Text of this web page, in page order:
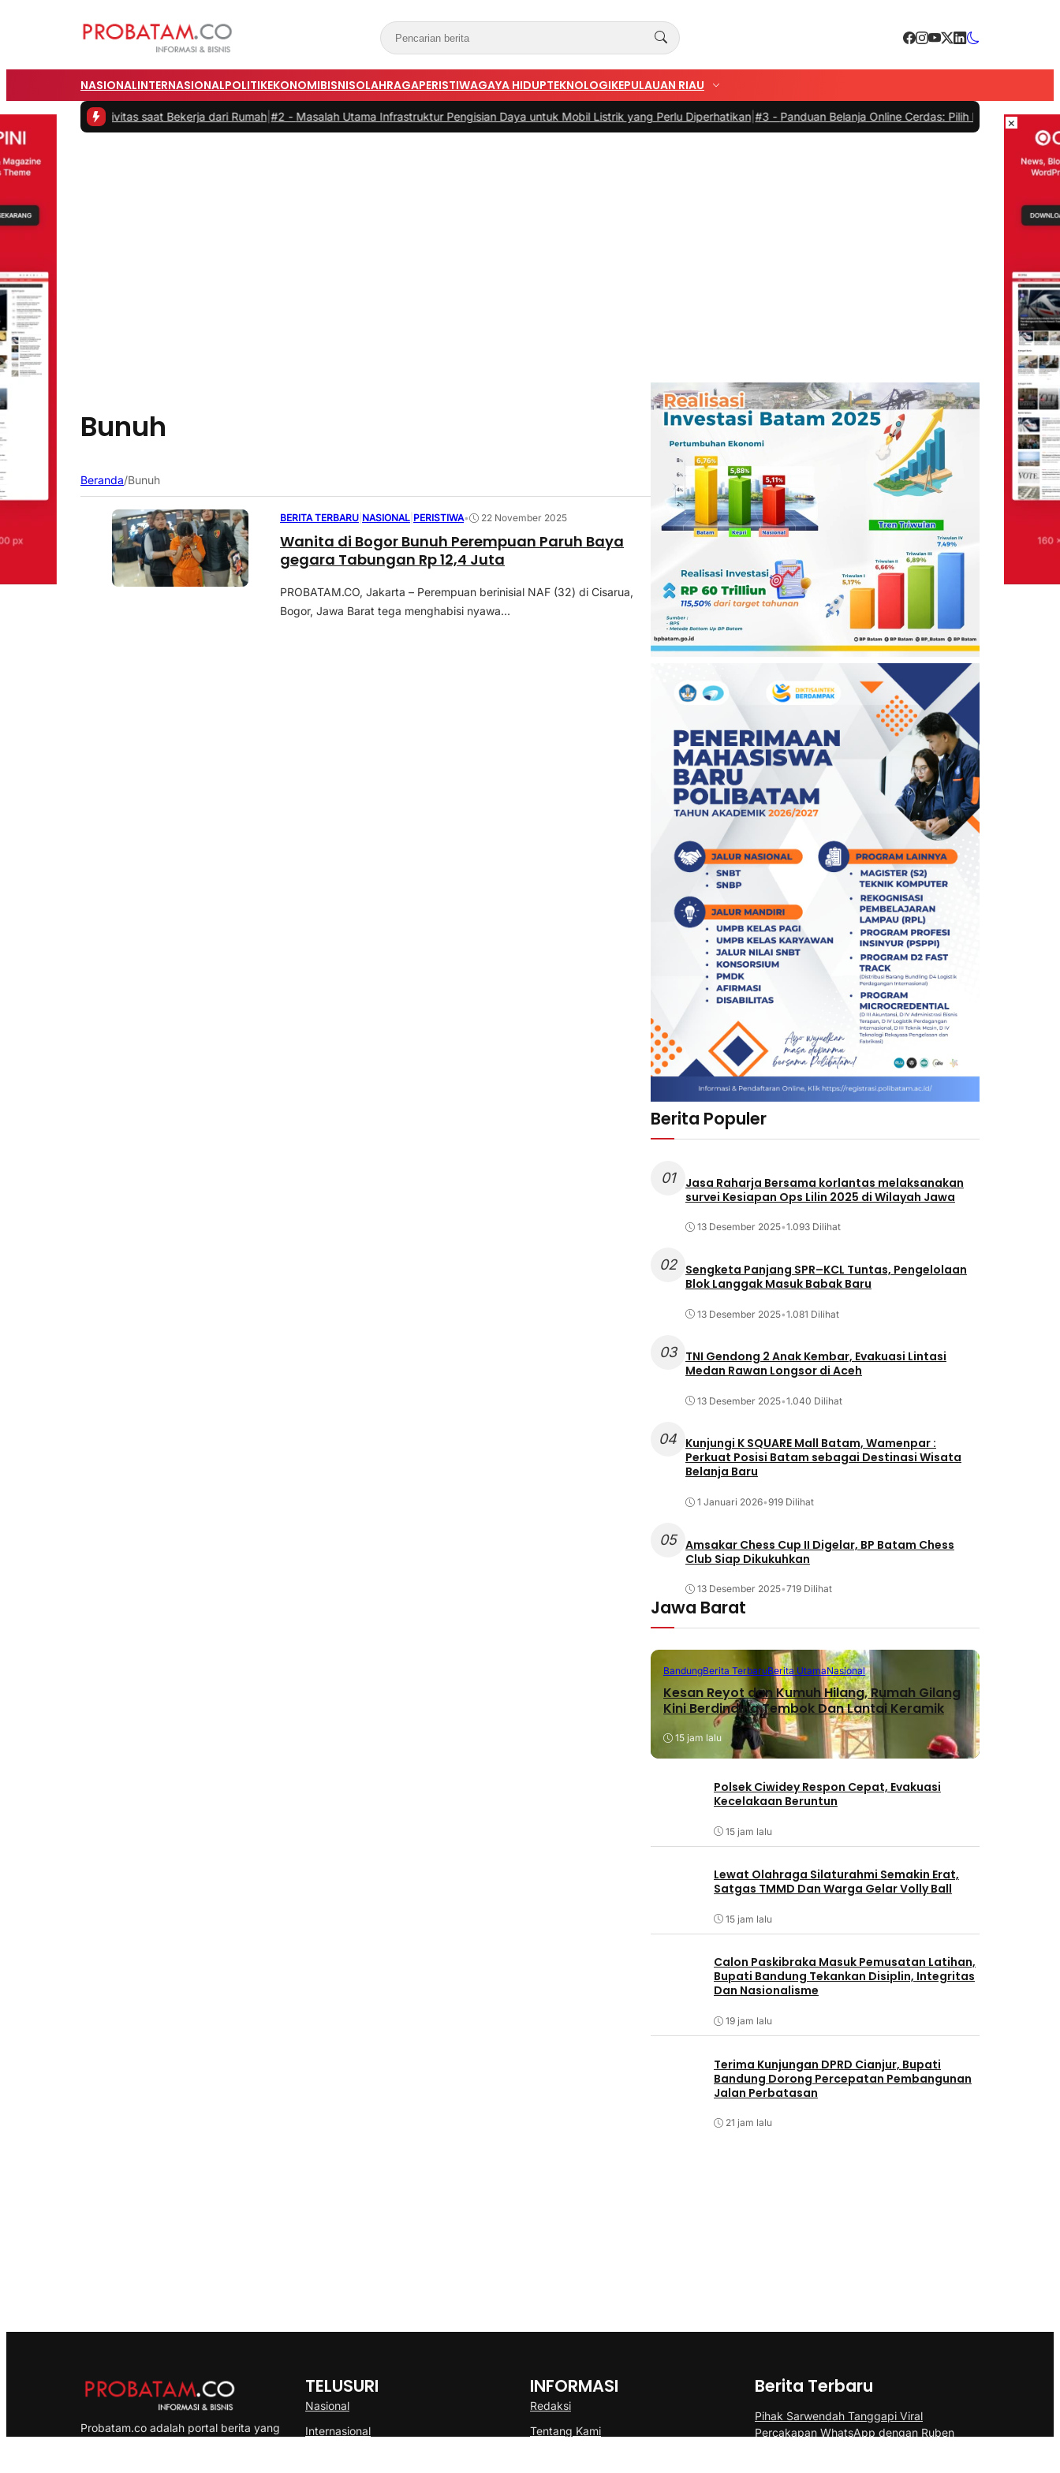
NASIONALINTERNASIONALPOLITIKEKONOMIBISNISOLAHRAGAPERISTIWAGAYA HIDUPTEKNOLOGIKEPULAUAN RIAU
Produktivitas saat Bekerja dari Rumah|#2 -Masalah Utama Infrastruktur Pengisian Daya untuk Mobil Listrik yang Perlu Diperhatikan|#3 -Panduan Belanja Online Cerdas: Pilih Produk dengan Bijak dan
Bunuh
Beranda/Bunuh
BERITA TERBARU NASIONAL PERISTIWA• 22 November 2025
Wanita di Bogor Bunuh Perempuan Paruh Baya
gegara Tabungan Rp 12,4 Juta
PROBATAM.CO, Jakarta – Perempuan berinisial NAF (32) di Cisarua,
Bogor, Jawa Barat tega menghabisi nyawa...
Berita Populer
01
Jasa Raharja Bersama korlantas melaksanakan
survei Kesiapan Ops Lilin 2025 di Wilayah Jawa
13 Desember 2025•1.093 Dilihat
02
Sengketa Panjang SPR–KCL Tuntas, Pengelolaan
Blok Langgak Masuk Babak Baru
13 Desember 2025•1.081 Dilihat
03
TNI Gendong 2 Anak Kembar, Evakuasi Lintasi
Medan Rawan Longsor di Aceh
13 Desember 2025•1.040 Dilihat
04 Kunjungi K SQUARE Mall Batam, Wamenpar :
Perkuat Posisi Batam sebagai Destinasi Wisata
Belanja Baru
1 Januari 2026•919 Dilihat
05 Amsakar Chess Cup II Digelar, BP Batam Chess
Club Siap Dikukuhkan
13 Desember 2025•719 Dilihat
Jawa Barat
BandungBerita TerbaruBerita UtamaNasional
Kesan Reyot dan Kumuh Hilang, Rumah Gilang
Kini Berdinding Tembok Dan Lantai Keramik
15 jam lalu
Polsek Ciwidey Respon Cepat, Evakuasi
Kecelakaan Beruntun
15 jam lalu
Lewat Olahraga Silaturahmi Semakin Erat,
Satgas TMMD Dan Warga Gelar Volly Ball
15 jam lalu
Calon Paskibraka Masuk Pemusatan Latihan,
Bupati Bandung Tekankan Disiplin, Integritas
Dan Nasionalisme
19 jam lalu
Terima Kunjungan DPRD Cianjur, Bupati
Bandung Dorong Percepatan Pembangunan
Jalan Perbatasan
21 jam lalu
Probatam.co adalah portal berita yang
TELUSURI
Nasional
Internasional
INFORMASI
Redaksi
Tentang Kami
Berita Terbaru
Pihak Sarwendah Tanggapi Viral
Percakapan WhatsApp dengan Ruben
×